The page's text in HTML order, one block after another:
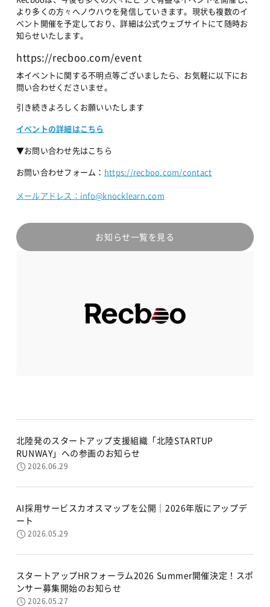
より多くの方々へノウハウを発信していきます。現状も複数のイ
ベント開催を予定しており、詳細は公式ウェブサイトにて随時お
知らせいたします。
https://recboo.com/event
本イベントに関する不明点等ございましたら、お気軽に以下にお
問い合わせくださいませ。
引き続きよろしくお願いいたします
イベントの詳細はこちら
▼お問い合わせ先はこちら
お問い合わせフォーム： https://recboo.com/contact
メールアドレス：info@knocklearn.com
お知らせ一覧を見る
北陸発のスタートアップ支援組織「北陸STARTUP
RUNWAY」への参画のお知らせ
2026.06.29
AI採用サービスカオスマップを公開｜2026年版にアップデ
ート
2026.05.29
スタートアップHRフォーラム2026 Summer開催決定！スポ
ンサー募集開始のお知らせ
2026.05.27